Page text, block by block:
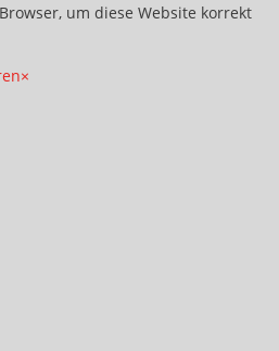
um diese Website korrekt
×